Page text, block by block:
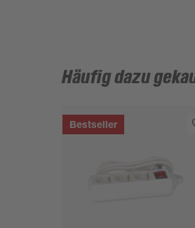
Häufig dazu
Bestseller